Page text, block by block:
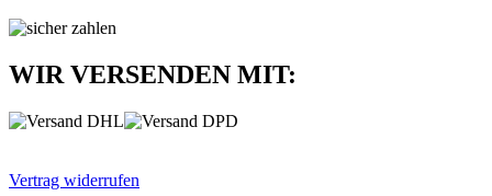
WIR VERSENDEN MIT:
Vertrag widerrufen